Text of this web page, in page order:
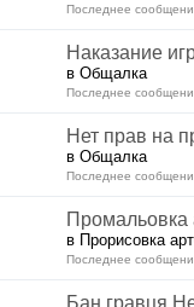
Последнее
Наказание
в Общалка
Последнее
Нет прав на
в Общалка
Последнее
Промальовка
в Прорисовка
Последнее
Бан гравця